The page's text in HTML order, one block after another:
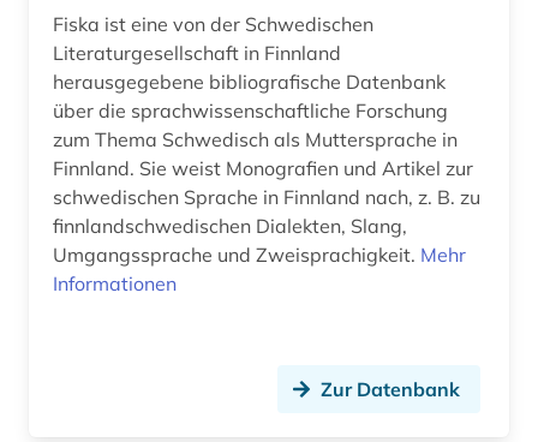
Fiska ist eine von der Schwedischen
Literaturgesellschaft in Finnland
herausgegebene bibliografische Datenbank
über die sprachwissenschaftliche Forschung
zum Thema Schwedisch als Muttersprache in
Finnland. Sie weist Monografien und Artikel zur
schwedischen Sprache in Finnland nach, z. B. zu
finnlandschwedischen Dialekten, Slang,
Umgangssprache und Zweisprachigkeit. Mehr
Informationen
Zur Datenbank